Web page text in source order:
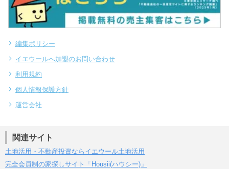
編集ポリシー
イエウールへ加盟のお問い合わせ
利用規約
個人情報保護方針
運営会社
関連サイト
土地活用・不動産投資ならイエウール土地活用
完全会員制の家探しサイト「Housii(ハウシー)」